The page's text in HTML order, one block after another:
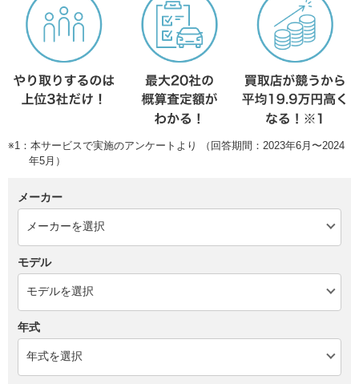
※1：本サービスで実施のアンケートより （回答期間：2023年6月〜2024
年5月）
メーカー
モデル
年式